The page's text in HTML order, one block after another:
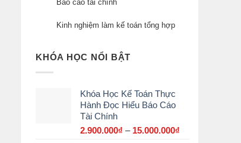
Báo cáo tài chính
Kinh nghiệm làm kế toán tổng hợp
KHÓA HỌC NỔI BẬT
Khóa Học Kế Toán Thực
Hành Đọc Hiểu Báo Cáo
Tài Chính
2.900.000₫ – 15.000.000₫